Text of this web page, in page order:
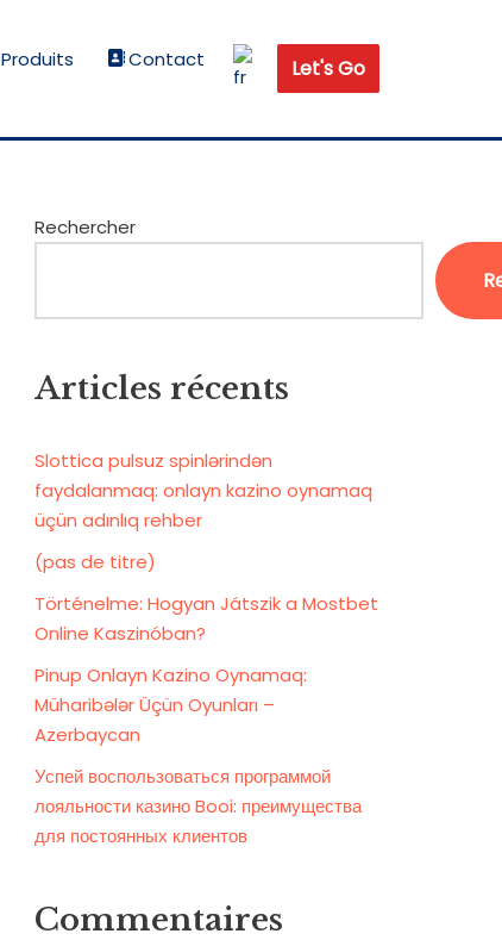
Produits Contact Let's Go
Rechercher
Articles récents
Slottica pulsuz spinlərindən
faydalanmaq: onlayn kazino oynamaq
üçün adınlıq rehber
(pas de titre)
Történelme: Hogyan Játszik a Mostbet
Online Kaszinóban?
Pinup Onlayn Kazino Oynamaq:
Müharibələr Üçün Oyunları –
Azerbaycan
Успей воспользоваться программой
лояльности казино Booi: преимущества
для постоянных клиентов
Commentaires